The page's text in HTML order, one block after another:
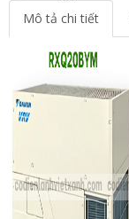
Mô tả chi tiết